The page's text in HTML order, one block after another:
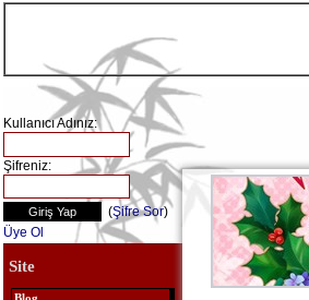
Kullanıcı Adınız:
Şifreniz:
(Şifre Sor)
Üye Ol
Site